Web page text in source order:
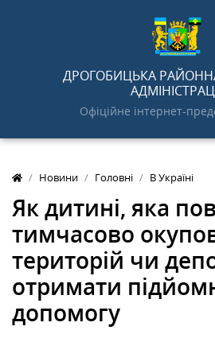
ДРОГОБИЦЬКА
Офіційне інтернет-
Новини Головні В Україні
Як дитині, яка
тимчасово
територій чи
отримати
допомогу
ГОЛОВНА
АДМІНІСТРАЦІЯ
ПРО РАЙОН
ДОКУМЕНТИ